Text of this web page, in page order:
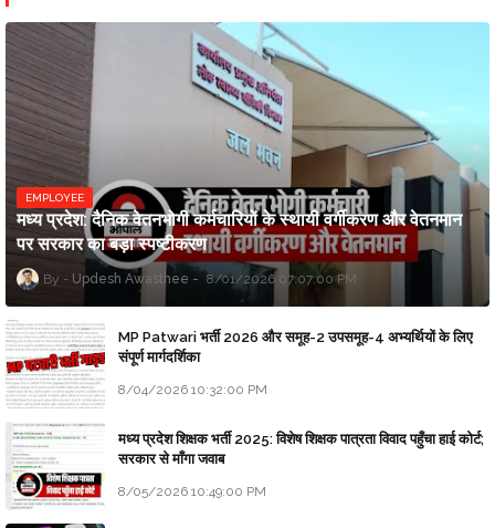
EMPLOYEE
मध्य प्रदेश: दैनिक वेतनभोगी कर्मचारियों के स्थायी वर्गीकरण और वेतनमान
पर सरकार का बड़ा स्पष्टीकरण
Updesh Awasthee 8/01/2026 07:07:00 PM
MP Patwari भर्ती 2026 और समूह-2 उपसमूह-4 अभ्यर्थियों के लिए
संपूर्ण मार्गदर्शिका
8/04/2026 10:32:00 PM
मध्य प्रदेश शिक्षक भर्ती 2025: विशेष शिक्षक पात्रता विवाद पहुँचा हाई कोर्ट;
सरकार से माँगा जवाब
8/05/2026 10:49:00 PM